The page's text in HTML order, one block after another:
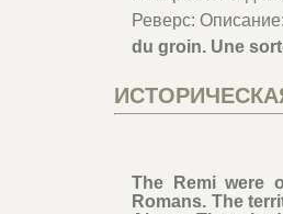
Реверс:
du groin. Une
The Remi were
Romans. The